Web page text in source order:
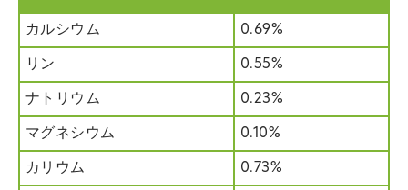
カルシウム 0.69%
リン 0.55%
ナトリウム 0.23%
マグネシウム 0.10%
カリウム 0.73%